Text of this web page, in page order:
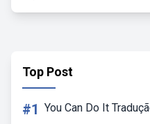
Top Post
#1 You Can Do It